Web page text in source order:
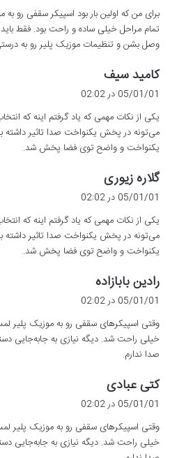
:
برای من که اولین بار بود اسپیکر سقفی رو
تمام مراحل خیلی ساده و راحت بود. فقط
وصل بشن و تنظیمات موزیک پلیر رو به
کامید سیف
ف
:
05/01/01 در 02:02
یکی از نکات مهمی که یاد گرفتم اینه که
می‌تونه در پخش یکنواخت صدا تاثیر داشته
یکنواخت و واضح توی فضا پخش شد.
گلاره زیوری
ف
:
05/01/01 در 02:02
یکی از نکات مهمی که یاد گرفتم اینه که
می‌تونه در پخش یکنواخت صدا تاثیر داشته
یکنواخت و واضح توی فضا پخش شد.
رادین بابازاده
ف
:
05/01/01 در 02:02
وقتی اسپیکرهای سقفی رو به موزیک پلیر
خیلی راحت شد. دیگه نیازی به جابه‌جایی
صدا ندارم.
کتی عبادی
ف
:
05/01/01 در 02:02
وقتی اسپیکرهای سقفی رو به موزیک پلیر
خیلی راحت شد. دیگه نیازی به جابه‌جایی